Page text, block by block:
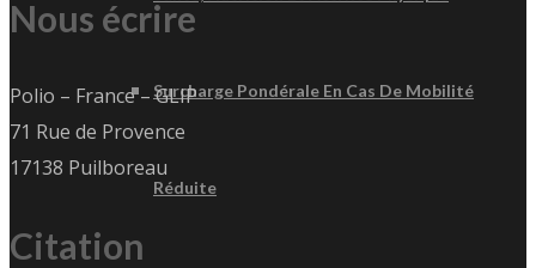
Surcharge Pondérale En Cas De Mobilité
Réduite
Nous écrire
Polio – France – GLIP
71 Rue de Provence
17138 Puilboreau
Citation